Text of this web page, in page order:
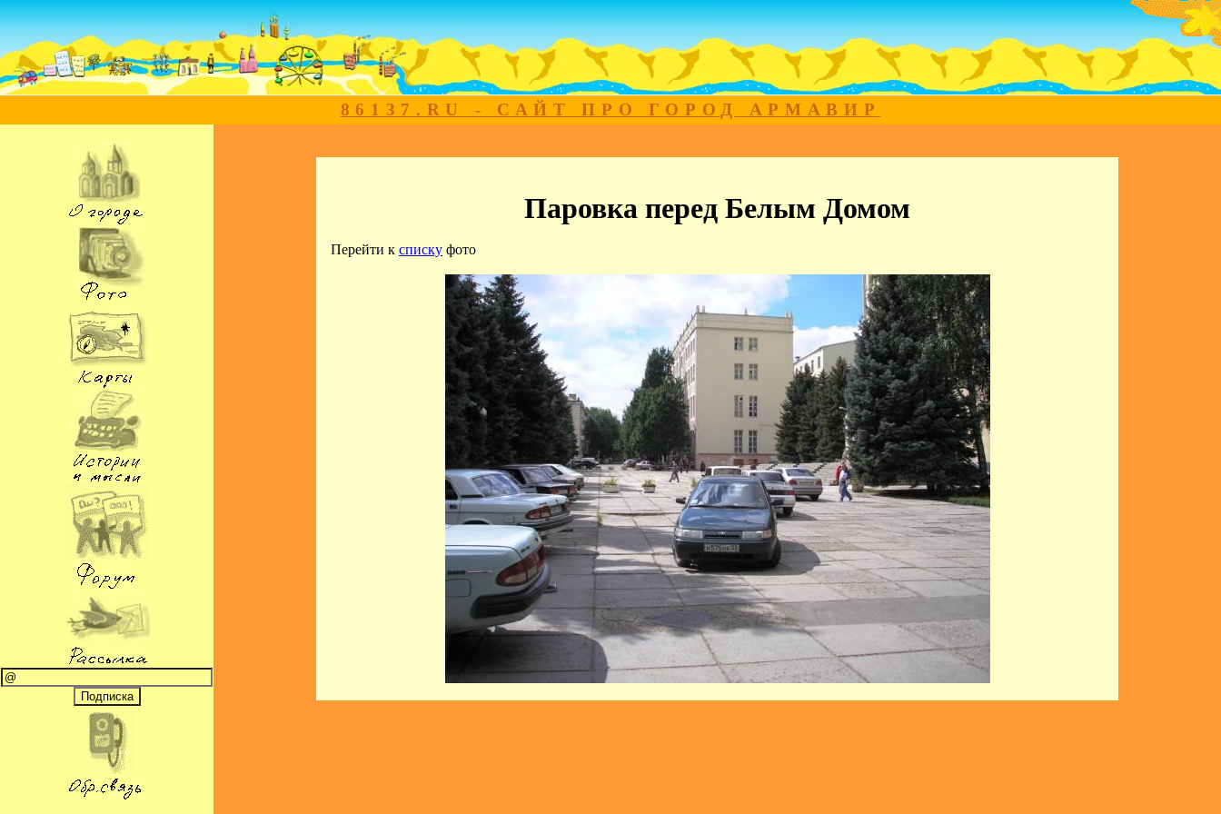
86137.RU - САЙТ ПРО ГОРОД АРМАВИР
Паровка перед Белым Домом
Перейти к списку фото